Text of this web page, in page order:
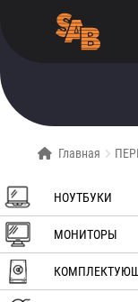
Главная
НОУТБУКИ
МОНИТОРЫ